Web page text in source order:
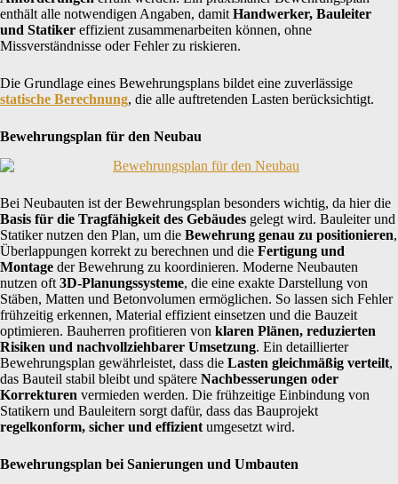
enthält alle notwendigen Angaben, damit Handwerker, Bauleiter
und Statiker effizient zusammenarbeiten können, ohne
Missverständnisse oder Fehler zu riskieren.
Die Grundlage eines Bewehrungsplans bildet eine zuverlässige
statische Berechnung, die alle auftretenden Lasten berücksichtigt.
Bewehrungsplan für den Neubau
Bei Neubauten ist der Bewehrungsplan besonders wichtig, da hier die
Basis für die Tragfähigkeit des Gebäudes gelegt wird. Bauleiter und
Statiker nutzen den Plan, um die Bewehrung genau zu positionieren,
Überlappungen korrekt zu berechnen und die Fertigung und
Montage der Bewehrung zu koordinieren. Moderne Neubauten
nutzen oft 3D-Planungssysteme, die eine exakte Darstellung von
Stäben, Matten und Betonvolumen ermöglichen. So lassen sich Fehler
frühzeitig erkennen, Material effizient einsetzen und die Bauzeit
optimieren. Bauherren profitieren von klaren Plänen, reduzierten
Risiken und nachvollziehbarer Umsetzung. Ein detaillierter
Bewehrungsplan gewährleistet, dass die Lasten gleichmäßig verteilt,
das Bauteil stabil bleibt und spätere Nachbesserungen oder
Korrekturen vermieden werden. Die frühzeitige Einbindung von
Statikern und Bauleitern sorgt dafür, dass das Bauprojekt
regelkonform, sicher und effizient umgesetzt wird.
Bewehrungsplan bei Sanierungen und Umbauten